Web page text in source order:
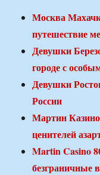
Москва
путешествие
Девушки
городе с
Девушки
России
Мартин
ценителей
Martin Casino
безграничные